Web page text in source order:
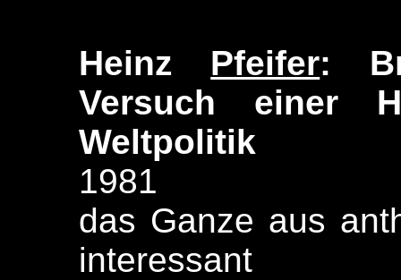
Heinz Pfeifer:
Versuch einer
Weltpolitik
1981
das Ganze aus
interessant